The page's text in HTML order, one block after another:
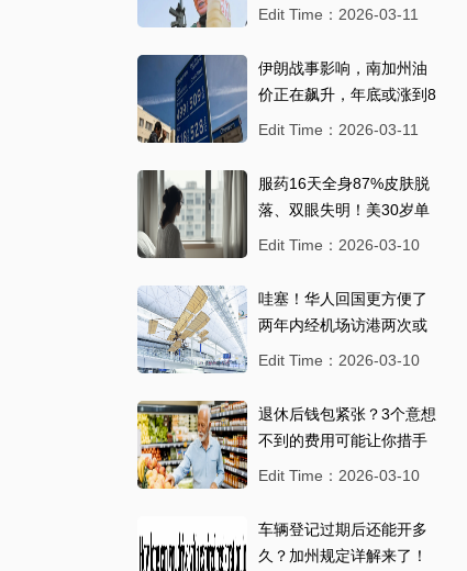
Edit Time：2026-03-11
伊朗战事影响，南加州油
价正在飙升，年底或涨到8
美元以上
Edit Time：2026-03-11
服药16天全身87%皮肤脱
落、双眼失明！美30岁单
亲妈罹患罕病：
Edit Time：2026-03-10
哇塞！华人回国更方便了
两年内经机场访港两次或
以上 旅客将可更便捷过关
Edit Time：2026-03-10
退休后钱包紧张？3个意想
不到的费用可能让你措手
不及
Edit Time：2026-03-10
车辆登记过期后还能开多
久？加州规定详解来了！